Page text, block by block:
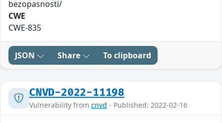
bezopasnosti/
CWE
CWE-835
JSON Share To clipboard
CNVD-2022-11198
Vulnerability from cnvd - Published: 2022-02-16